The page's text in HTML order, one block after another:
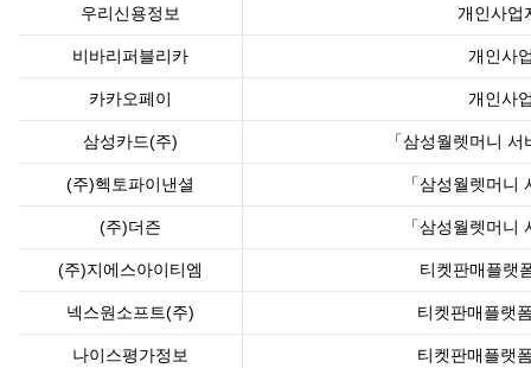
우리신용정보 개인사업
비바리퍼블리카 개인사
카카오페이 개인사
삼성카드(주) 「삼성월렛머니
(주)헥토파이낸셜 「삼성월렛머니
(주)더즌 「삼성월렛머니
(주)지에스아이티엠 티켓판매플랫
넥스원소프트(주) 티켓판매플랫
나이스평가정보 티켓판매플랫